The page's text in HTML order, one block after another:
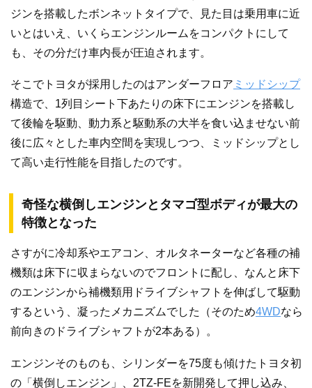
ジンを搭載したボンネットタイプで、見た目は乗用車に近
いとはいえ、いくらエンジンルームをコンパクトにして
も、その分だけ車内長が圧迫されます。
そこでトヨタが採用したのはアンダーフロア ミッドシップ
構造で、1列目シート下あたりの床下にエンジンを搭載し
て後輪を駆動、動力系と駆動系の大半を食い込ませない前
後に広々とした車内空間を実現しつつ、ミッドシップとし
て高い走行性能を目指したのです。
奇怪な横倒しエンジンとタマゴ型ボディが最大の
特徴となった
さすがに冷却系やエアコン、オルタネーターなど各種の補
機類は床下に収まらないのでフロントに配し、なんと床下
のエンジンから補機類用ドライブシャフトを伸ばして駆動
するという、凝ったメカニズムでした（そのため4WDなら
前向きのドライブシャフトが2本ある）。
エンジンそのものも、シリンダーを75度も傾けたトヨタ初
の「横倒しエンジン」、2TZ-FEを新開発して押し込み、